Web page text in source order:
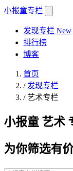
小报童专栏
发现专栏 New
排行榜
博客
首页
/ 发现专栏
/ 艺术专栏
小报童 艺术
为你筛选有